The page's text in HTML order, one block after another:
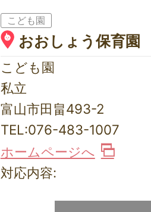
こども園
おおしょう保育園
こども園
私立
富山市田畠493-2
TEL:076-483-1007
ホームページへ
対応内容: